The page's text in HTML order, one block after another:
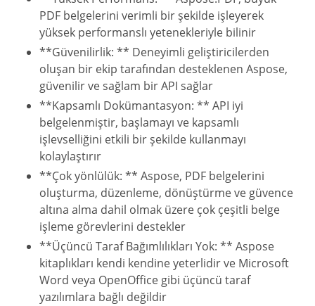
PDF belgelerini verimli bir şekilde işleyerek
yüksek performanslı yetenekleriyle bilinir
**Güvenilirlik: ** Deneyimli geliştiricilerden
oluşan bir ekip tarafından desteklenen Aspose,
güvenilir ve sağlam bir API sağlar
**Kapsamlı Dokümantasyon: ** API iyi
belgelenmiştir, başlamayı ve kapsamlı
işlevselliğini etkili bir şekilde kullanmayı
kolaylaştırır
**Çok yönlülük: ** Aspose, PDF belgelerini
oluşturma, düzenleme, dönüştürme ve güvence
altına alma dahil olmak üzere çok çeşitli belge
işleme görevlerini destekler
**Üçüncü Taraf Bağımlılıkları Yok: ** Aspose
kitaplıkları kendi kendine yeterlidir ve Microsoft
Word veya OpenOffice gibi üçüncü taraf
yazılımlara bağlı değildir